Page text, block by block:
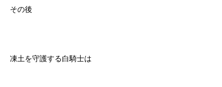
その後
凍土を守護する白騎士は